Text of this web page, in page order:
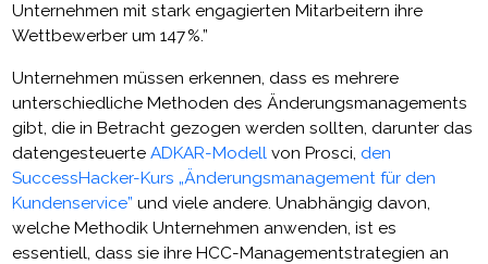
Unternehmen mit stark engagierten Mitarbeitern ihre
Wettbewerber um 147 %.”
Unternehmen müssen erkennen, dass es mehrere
unterschiedliche Methoden des Änderungsmanagements
gibt, die in Betracht gezogen werden sollten, darunter das
datengesteuerteADKAR-Modell von Prosci, den
SuccessHacker-Kurs „Änderungsmanagement für den
Kundenservice” und viele andere. Unabhängig davon,
welche Methodik Unternehmen anwenden, ist es
essentiell, dass sie ihre HCC-Managementstrategien an